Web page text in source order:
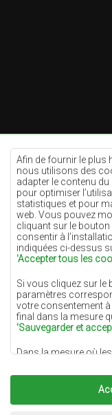
Afin de fournir le plus
nous utilisons des
adapter le contenu du
pour optimiser
statistiques et pour
web. Vous pouvez
cliquant sur le bouton
consentir à
indiquées ci-dessus
'Accepter tous les
Si vous cliquez sur le
paramètres
votre consentement
final dans la mesure
'Sauvegarder et
Dans la mesure où
du responsable du
ou de tiers sous la
qualité sur notre site
responsable du